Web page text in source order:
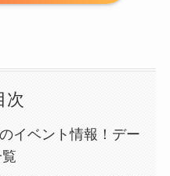
次
イベント情報！デー